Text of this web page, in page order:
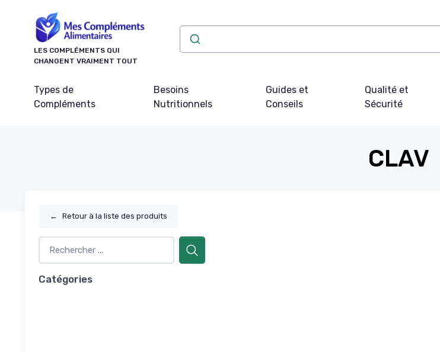
LES COMPLÉMENTS QUI
CHANGENT VRAIMENT TOUT
Types de
Compléments
Besoins
Nutritionnels
Guides et
Conseils
Qualité et
Sécurité
CLAV
← Retour à la liste des produits
Catégories